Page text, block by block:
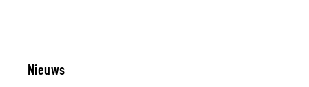
Nieuws